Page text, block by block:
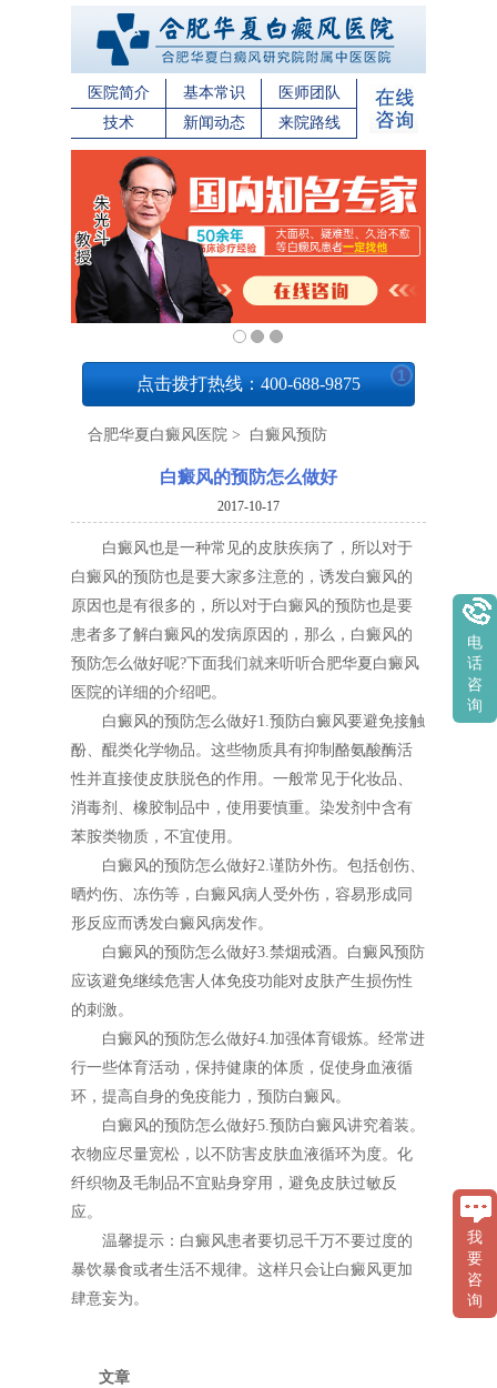
医院简介 基本常识
医师团队
技术
新闻动态 来院路线
点击拨打热线：400-688-9875 1
合肥华夏白癜风医院 > 白癜风预防
白癜风的预防怎么做好
2017-10-17
白癜风也是一种常见的皮肤疾病了，所以对于
白癜风的预防也是要大家多注意的，诱发白癜风的
原因也是有很多的，所以对于白癜风的预防也是要
患者多了解白癜风的发病原因的，那么，白癜风的
预防怎么做好呢?下面我们就来听听合肥华夏白癜风
医院的详细的介绍吧。
白癜风的预防怎么做好1.预防白癜风要避免接触
酚、醌类化学物品。这些物质具有抑制酪氨酸酶活
性并直接使皮肤脱色的作用。一般常见于化妆品、
消毒剂、橡胶制品中，使用要慎重。染发剂中含有
苯胺类物质，不宜使用。
白癜风的预防怎么做好2.谨防外伤。包括创伤、
晒灼伤、冻伤等，白癜风病人受外伤，容易形成同
形反应而诱发白癜风病发作。
白癜风的预防怎么做好3.禁烟戒酒。白癜风预防
应该避免继续危害人体免疫功能对皮肤产生损伤性
的刺激。
白癜风的预防怎么做好4.加强体育锻炼。经常进
行一些体育活动，保持健康的体质，促使身血液循
环，提高自身的免疫能力，预防白癜风。
白癜风的预防怎么做好5.预防白癜风讲究着装。
衣物应尽量宽松，以不防害皮肤血液循环为度。化
纤织物及毛制品不宜贴身穿用，避免皮肤过敏反
应。
温馨提示：白癜风患者要切忌千万不要过度的
暴饮暴食或者生活不规律。这样只会让白癜风更加
肆意妄为。
文章
我
要
咨
询
电
话
咨
询